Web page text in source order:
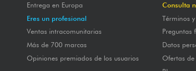
Entrega en Europa
Eres un profesional
Ventas intracomunitarias
Más de 700 marcas
Opiniones premiados de los usuarios
Consulta
Términos
Preguntas
Datos
Ofertas